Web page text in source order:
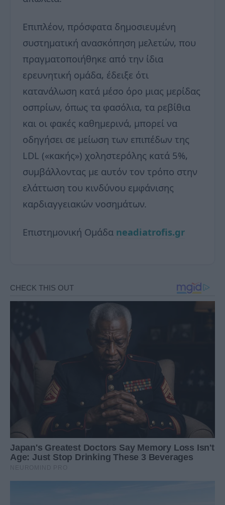
Επιπλέον, πρόσφατα δημοσιευμένη
συστηματική ανασκόπηση μελετών, που
πραγματοποιήθηκε από την ίδια
ερευνητική ομάδα, έδειξε ότι
κατανάλωση κατά μέσο όρο μιας μερίδας
οσπρίων, όπως τα φασόλια, τα ρεβίθια
και οι φακές καθημερινά, μπορεί να
οδηγήσει σε μείωση των επιπέδων της
LDL («κακής») χοληστερόλης κατά 5%,
συμβάλλοντας με αυτόν τον τρόπο στην
ελάττωση του κινδύνου εμφάνισης
καρδιαγγειακών νοσημάτων.
Επιστημονική Ομάδα neadiatrofis.gr